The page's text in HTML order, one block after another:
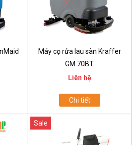
Máy cọ rửa lau sàn Kraffer
GM 70BT
Liên hệ
Chi tiết
Sale